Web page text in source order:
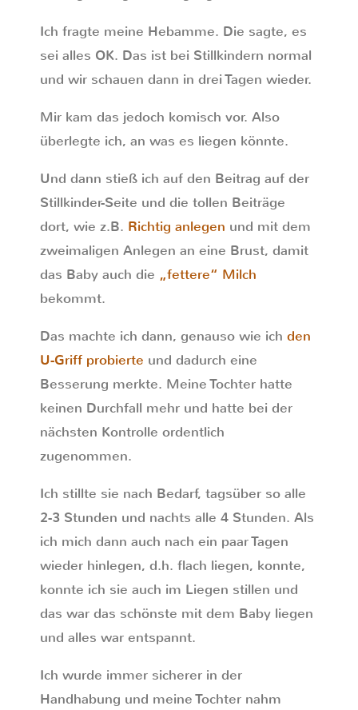
Ich fragte meine Hebamme. Die sagte, es
sei alles OK. Das ist bei Stillkindern normal
und wir schauen dann in drei Tagen wieder.
Mir kam das jedoch komisch vor. Also
überlegte ich, an was es liegen könnte.
Und dann stieß ich auf den Beitrag auf der
Stillkinder-Seite und die tollen Beiträge
dort, wie z.B. Richtig anlegen und mit dem
zweimaligen Anlegen an eine Brust, damit
das Baby auch die „fettere“ Milch
bekommt.
Das machte ich dann, genauso wie ich den
U-Griff probierte und dadurch eine
Besserung merkte. Meine Tochter hatte
keinen Durchfall mehr und hatte bei der
nächsten Kontrolle ordentlich
zugenommen.
Ich stillte sie nach Bedarf, tagsüber so alle
2-3 Stunden und nachts alle 4 Stunden. Als
ich mich dann auch nach ein paar Tagen
wieder hinlegen, d.h. flach liegen, konnte,
konnte ich sie auch im Liegen stillen und
das war das schönste mit dem Baby liegen
und alles war entspannt.
Ich wurde immer sicherer in der
Handhabung und meine Tochter nahm